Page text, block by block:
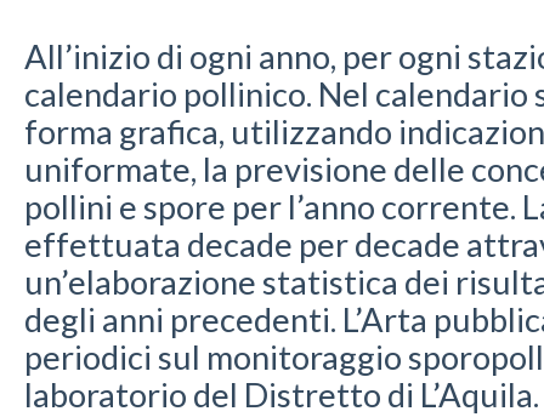
All’inizio di ogni anno, per ogni
calendario pollinico. Nel calendario
forma grafica, utilizzando
uniformate, la previsione delle
pollini e spore per l’anno corrente.
effettuata decade per decade
un’elaborazione statistica dei
degli anni precedenti. L’Arta
periodici sul monitoraggio
laboratorio del Distretto di L’Aquila.